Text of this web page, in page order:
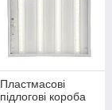
Пластмасові
підлогові короба